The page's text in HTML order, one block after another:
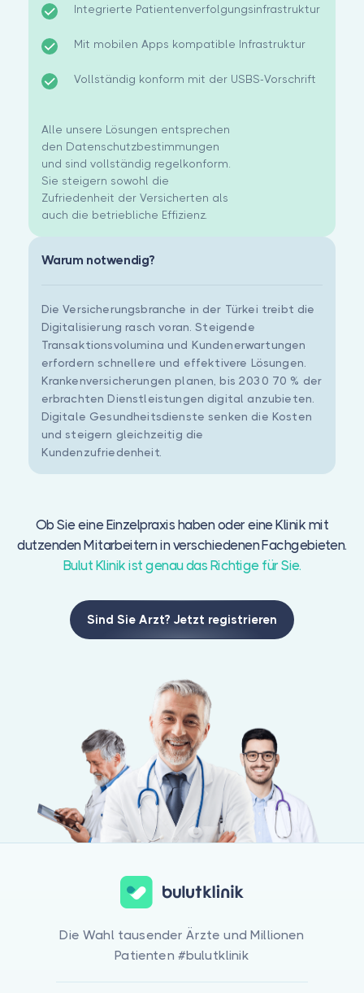
Integrierte Patientenverfolgungsinfrastruktur
Mit mobilen Apps kompatible Infrastruktur
Vollständig konform mit der USBS-Vorschrift
Alle unsere Lösungen entsprechen
den Datenschutzbestimmungen
und sind vollständig regelkonform.
Sie steigern sowohl die
Zufriedenheit der Versicherten als
auch die betriebliche Effizienz.
Warum notwendig?
Die Versicherungsbranche in der Türkei treibt die
Digitalisierung rasch voran. Steigende
Transaktionsvolumina und Kundenerwartungen
erfordern schnellere und effektivere Lösungen.
Krankenversicherungen planen, bis 2030 70 % der
erbrachten Dienstleistungen digital anzubieten.
Digitale Gesundheitsdienste senken die Kosten
und steigern gleichzeitig die
Kundenzufriedenheit.
Ob Sie eine Einzelpraxis haben oder eine Klinik mit
dutzenden Mitarbeitern in verschiedenen Fachgebieten.
Bulut Klinik ist genau das Richtige für Sie.
Sind Sie Arzt? Jetzt registrieren
Die Wahl tausender Ärzte und Millionen
Patienten #bulutklinik